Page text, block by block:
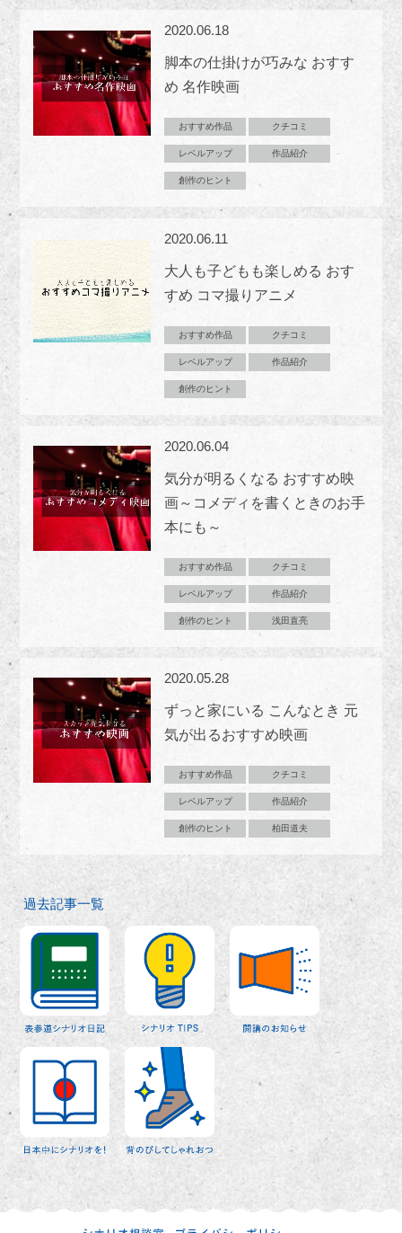
2020.06.18
脚本の仕掛けが巧みな おすす
め 名作映画
おすすめ作品 クチコミ
レベルアップ 作品紹介
創作のヒント
2020.06.11
大人も子どもも楽しめる おす
すめ コマ撮りアニメ
おすすめ作品 クチコミ
レベルアップ 作品紹介
創作のヒント
2020.06.04
気分が明るくなる おすすめ映
画～コメディを書くときのお手
本にも～
おすすめ作品 クチコミ
レベルアップ 作品紹介
創作のヒント 浅田直亮
2020.05.28
ずっと家にいる こんなとき 元
気が出るおすすめ映画
おすすめ作品 クチコミ
レベルアップ 作品紹介
創作のヒント 柏田道夫
過去記事一覧